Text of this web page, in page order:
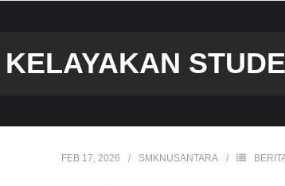
FEB 17, 2026 SMKNUSANTARA